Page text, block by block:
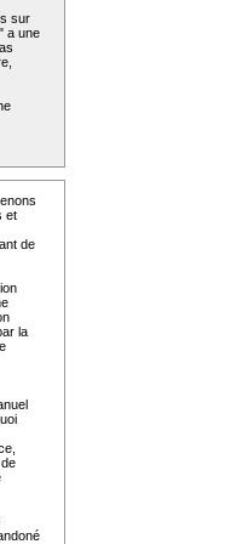
sur
a une
et
de
la